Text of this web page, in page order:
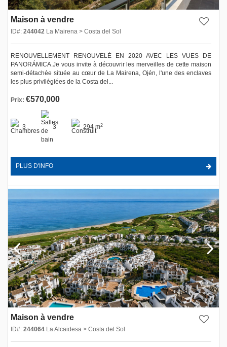
Maison à vendre
ID#: 244042 La Mairena > Costa del Sol
RENOUVELLEMENT RENOUVELÉ EN 2020 AVEC LES VUES DE
PANORÁMICA.Je vous invite à découvrir les merveilles de cette maison
semi-détachée située au cœur de La Mairena, Ojén, l'une des enclaves
les plus privilégiées de la Costa del...
Prix: €570,000
3 3 294 m2
PLUS D'INFO
Maison à vendre
ID#: 244064 La Alcaidesa > Costa del Sol